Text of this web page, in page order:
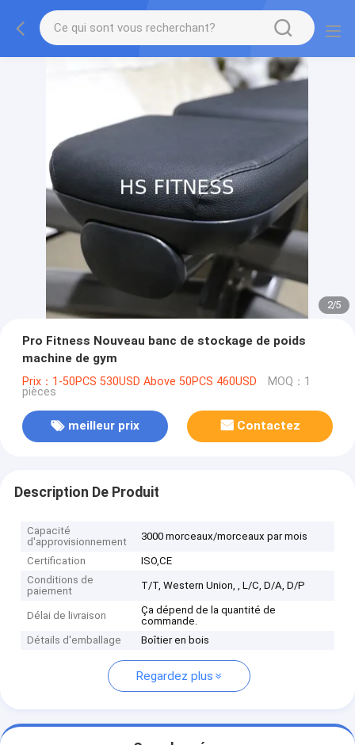
2/5
Pro Fitness Nouveau banc de stockage de poids
machine de gym
Prix：1-50PCS 530USD Above 50PCS 460USD MOQ：1
pièces
meilleur prix Contactez
Description De Produit
Capacité
d'approvisionnement
3000 morceaux/morceaux par mois
Certification
ISO,CE
Conditions de
paiement
T/T, Western Union, , L/C, D/A, D/P
Délai de livraison
Ça dépend de la quantité de
commande.
Détails d'emballage
Boîtier en bois
Regardez plus